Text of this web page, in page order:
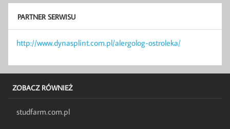
PARTNER SERWISU
http://www.dynasplint.com.pl/alergolog-ostroleka/
ZOBACZ RÓWNIEŻ
studfarm.com.pl